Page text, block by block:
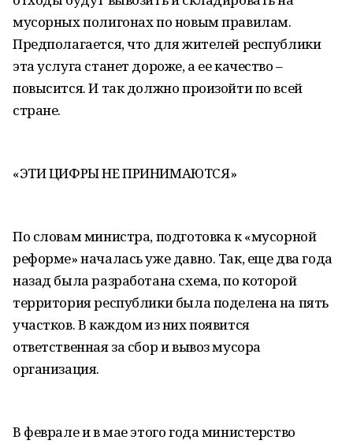
мусорных полигонах по новым правилам.
Предполагается, что для жителей республики
эта услуга станет дороже, а ее качество –
повысится. И так должно произойти по всей
стране.
«ЭТИ ЦИФРЫ НЕ ПРИНИМАЮТСЯ»
По словам министра, подготовка к «мусорной
реформе» началась уже давно. Так, еще два года
назад была разработана схема, по которой
территория республики была поделена на пять
участков. В каждом из них появится
ответственная за сбор и вывоз мусора
организация.
В феврале и в мае этого года министерство